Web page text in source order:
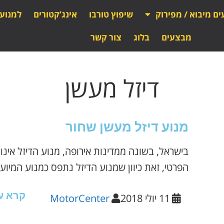
מיבוא / מפירוק שיפוץ טורבו אינג’קטורים
מבצעים בלוג צור קשר
דיזל מעשן
מנוע דיזל מעשן שחור
בישראל, בשונה ממדינות אירופה, מנוע הדיזל
הפרטי, זאת כיוון שמנוע הדיזל נתפס כמנוע
11 יולי 2018 MotorCenter קרא